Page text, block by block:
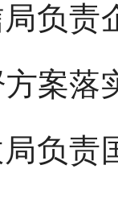
局负
案落
局负